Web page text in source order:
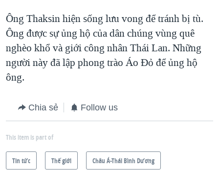
Ông Thaksin hiện sống lưu vong để tránh bị tù.
Ông được sự ủng hộ của dân chúng vùng quê
nghèo khổ và giới công nhân Thái Lan. Những
người này đã lập phong trào Áo Đỏ để ủng hộ
ông.
Chia sẻ Follow us
This item is part of
Tin tức Thế giới Châu Á-Thái Bình Dương